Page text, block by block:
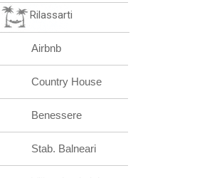
Rilassarti
Airbnb
Country House
Benessere
Stab. Balneari